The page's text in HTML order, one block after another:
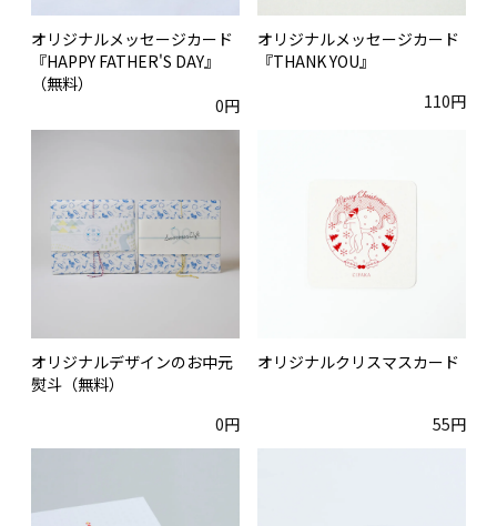
オリジナルメッセージカード
『HAPPY FATHER'S DAY』
（無料）
0円
オリジナルメッセージカード
『THANK YOU』
110円
オリジナルデザインのお中元
熨斗（無料）
0円
オリジナルクリスマスカード
55円